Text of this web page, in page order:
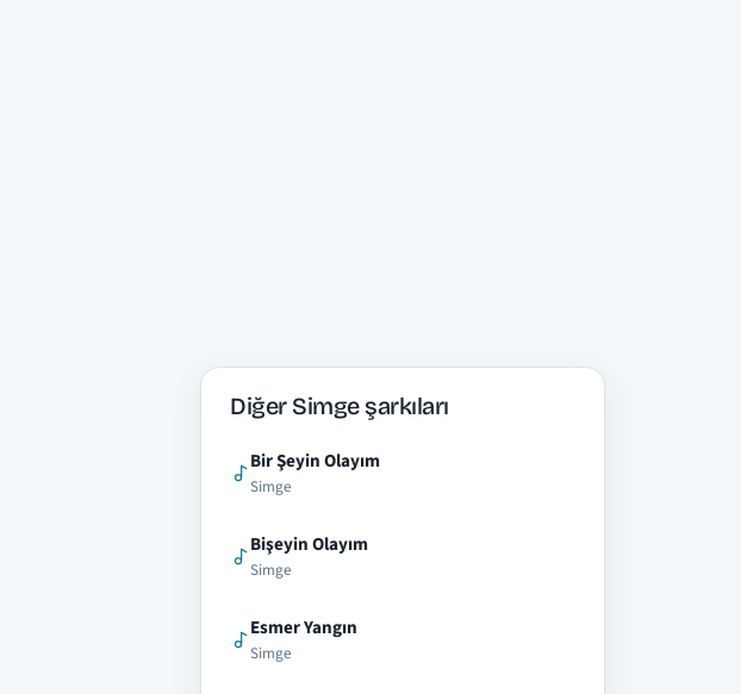
Diğer Simge şarkıları
Bir Şeyin Olayım
Simge
Bişeyin Olayım
Simge
Esmer Yangın
Simge